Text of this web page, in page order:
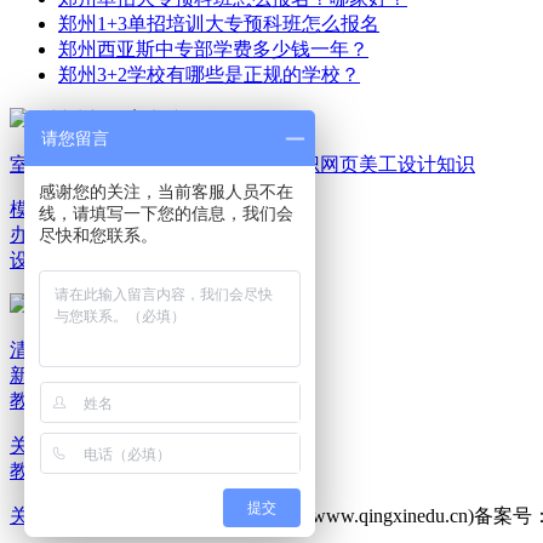
郑州1+3单招培训大专预科班怎么报名
郑州西亚斯中专部学费多少钱一年？
郑州3+2学校有哪些是正规的学校？
室内家装设计知识平面广告设计知识网页美工设计知识
模具机械设计知识电脑
办公文秘知识游戏动漫
设计知识
清新教育新闻资讯
新教育报班选课
教育就业服务
关于清新教育 联系清新教育
教育乘车路线
关于我们 版权所有：郑州清新教育(www.qingxinedu.cn)备案号：
请您留言
感谢您的关注，当前客服人员不在
线，请填写一下您的信息，我们会
尽快和您联系。
提交